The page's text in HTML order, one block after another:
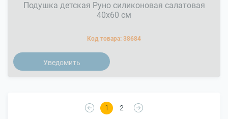
Подушка детская Руно силиконовая салатовая
40x60 см
Код товара: 38684
Уведомить
1 2